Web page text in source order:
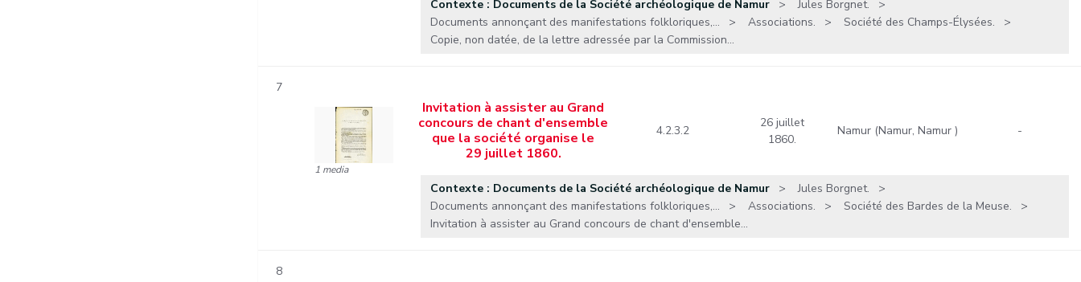
Contexte : Documents de la Société archéologique de Namur
Jules Borgnet.
Documents annonçant des manifestations folkloriques,...
Associations.
Société des Champs-Élysées.
Copie, non datée, de la lettre adressée par la Commission...
7
1 media
Invitation à assister au Grand
concours de chant d'ensemble
que la société organise le
29 juillet 1860.
4.2.3.2
26 juillet
1860.
Namur (Namur, Namur ) -
Contexte : Documents de la Société archéologique de Namur
Jules Borgnet.
Documents annonçant des manifestations folkloriques,...
Associations.
Société des Bardes de la Meuse.
Invitation à assister au Grand concours de chant d'ensemble...
8